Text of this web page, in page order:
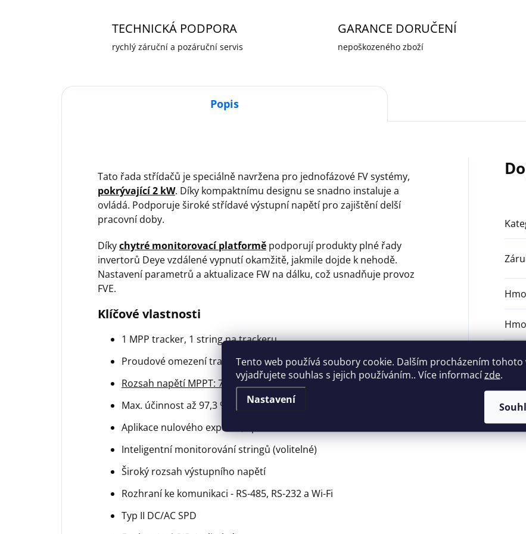
Tento web používá soubory cookie. Dalším procházením tohoto
vyjadřujete souhlas s jejich používáním.. Více informacízde.
Nastavení
TECHNICKÁ PODPORA
rychlý záruční a pozáruční servis
GARANCE DORUČENÍ
nepoškozeného zboží
Popis
Tato řada střídačů je speciálně navržena pro jednofázové FV systémy,
pokrývající 2 kW. Díky kompaktnímu designu se snadno instaluje a
ovládá. Podporuje široké střídavé výstupní napětí pro zajištění delší
pracovní doby.
Díkychytré monitorovací platformě podporují produkty plné řady
invertorů Deye vzdálené vypnutí okamžitě, jakmile dojde k nehodě.
Nastavení parametrů a aktualizace FW na dálku, což usnadňuje provoz
FVE.
Klíčové vlastnosti
1 MPP tracker, 1 string na trackeru
Proudové omezení trackerů: 20 A
Rozsah napětí MPPT: 70 až 500 V
Max. účinnost až 97,3 %
Aplikace nulového exportu, aplikace VSG
Inteligentní monitorování stringů (volitelné)
Široký rozsah výstupního napětí
Rozhraní ke komunikaci - RS-485, RS-232 a Wi-Fi
Typ II DC/AC SPD